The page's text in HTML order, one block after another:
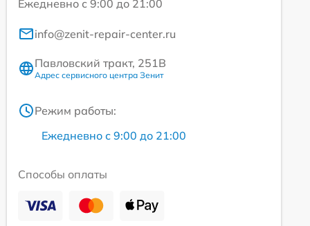
Ежедневно с 9:00 до 21:00
info@zenit-repair-center.ru
Павловский тракт, 251В
Адрес сервисного центра Зенит
Режим работы:
Ежедневно с 9:00 до 21:00
Способы оплаты